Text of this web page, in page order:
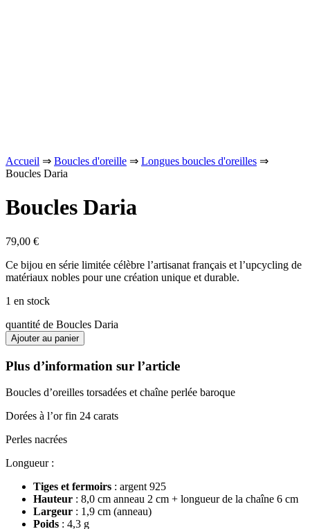
Accueil ⇒ Boucles d'oreille ⇒ Longues boucles d'oreilles ⇒
Boucles Daria
Boucles Daria
79,00 €
Ce bijou en série limitée célèbre l’artisanat français et l’upcycling de
matériaux nobles pour une création unique et durable.
1 en stock
quantité de Boucles Daria
Ajouter au panier
Plus d’information sur l’article
Boucles d’oreilles torsadées et chaîne perlée baroque
Dorées à l’or fin 24 carats
Perles nacrées
Longueur :
Tiges et fermoirs : argent 925
Hauteur : 8,0 cm anneau 2 cm + longueur de la chaîne 6 cm
Largeur : 1,9 cm (anneau)
Poids : 4,3 g